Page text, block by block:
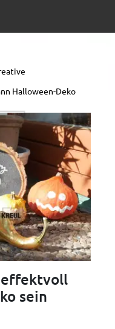
Halloween-Deko
sein